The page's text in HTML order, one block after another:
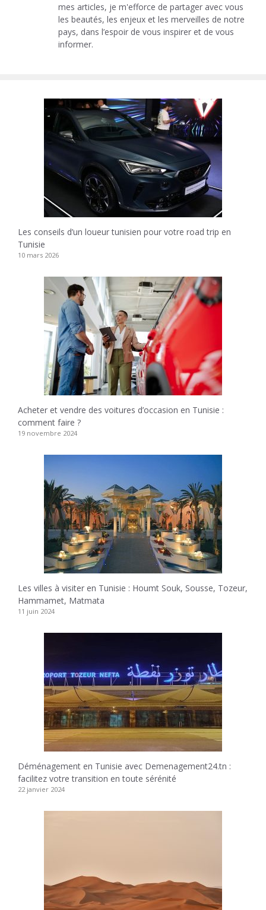
mes articles, je m'efforce de partager avec vous
les beautés, les enjeux et les merveilles de notre
pays, dans l’espoir de vous inspirer et de vous
informer.
Les conseils d’un loueur tunisien pour votre road trip en
Tunisie
10 mars 2026
Acheter et vendre des voitures d’occasion en Tunisie :
comment faire ?
19 novembre 2024
Les villes à visiter en Tunisie : Houmt Souk, Sousse, Tozeur,
Hammamet, Matmata
11 juin 2024
Déménagement en Tunisie avec Demenagement24.tn :
facilitez votre transition en toute sérénité
22 janvier 2024